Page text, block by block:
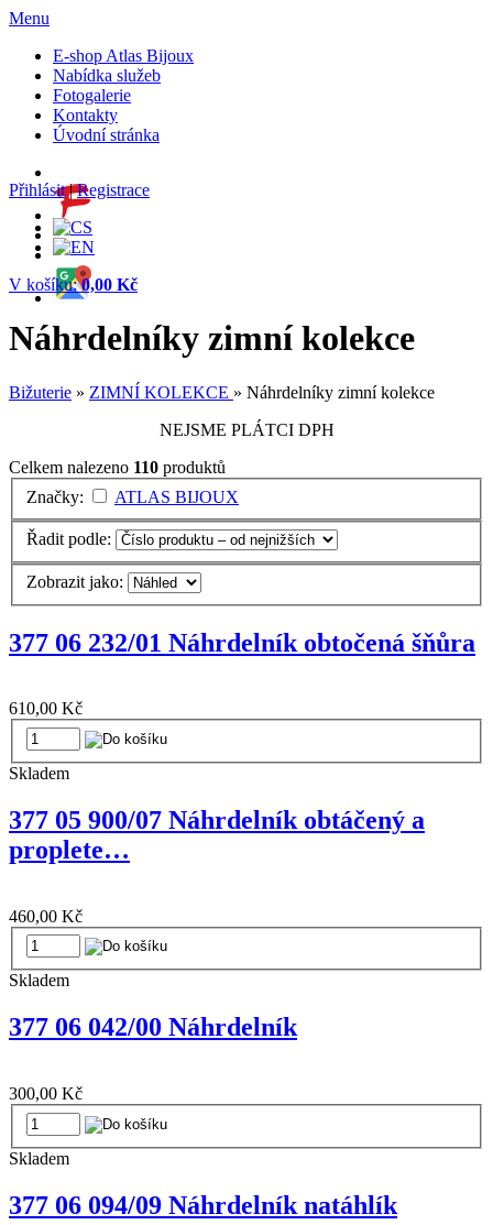
Menu
E-shop Atlas Bijoux
Nabídka služeb
Fotogalerie
Kontakty
Úvodní stránka
Přihlásit|Registrace
V košíku: 0,00 Kč
Náhrdelníky zimní kolekce
Bižuterie » ZIMNÍ KOLEKCE » Náhrdelníky zimní kolekce
NEJSME PLÁTCI DPH
Celkem nalezeno 110 produktů
Značky:
ATLAS BIJOUX
Řadit podle:
Zobrazit jako:
377 06 232/01 Náhrdelník obtočená šňůra
610,00 Kč
Skladem
377 05 900/07 Náhrdelník obtáčený a
proplete…
460,00 Kč
Skladem
377 06 042/00 Náhrdelník
300,00 Kč
Skladem
377 06 094/09 Náhrdelník natáhlík